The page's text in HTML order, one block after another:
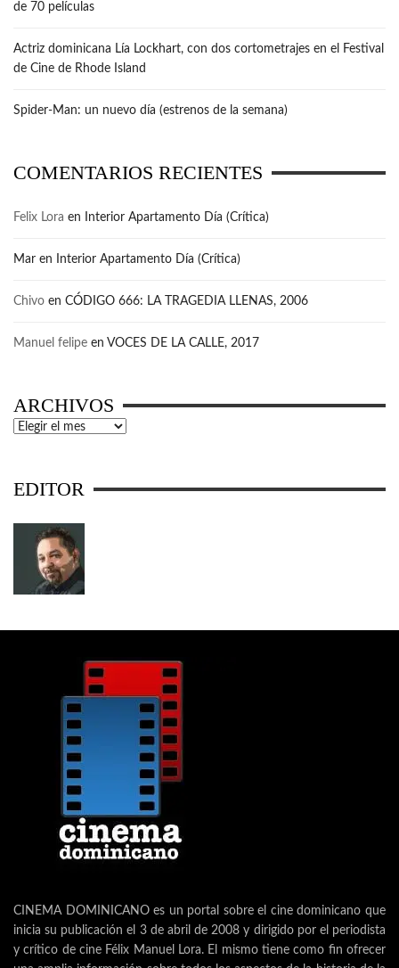
de 70 películas
Actriz dominicana Lía Lockhart, con dos cortometrajes en el Festival
de Cine de Rhode Island
Spider-Man: un nuevo día (estrenos de la semana)
COMENTARIOS RECIENTES
Felix Lora en Interior Apartamento Día (Crítica)
Mar en Interior Apartamento Día (Crítica)
Chivo en CÓDIGO 666: LA TRAGEDIA LLENAS, 2006
Manuel felipe en VOCES DE LA CALLE, 2017
ARCHIVOS
Archivos
EDITOR
CINEMA DOMINICANO es un portal sobre el cine dominicano que
inicia su publicación el 3 de abril de 2008 y dirigido por el periodista
y crítico de cine Félix Manuel Lora. El mismo tiene como fin ofrecer